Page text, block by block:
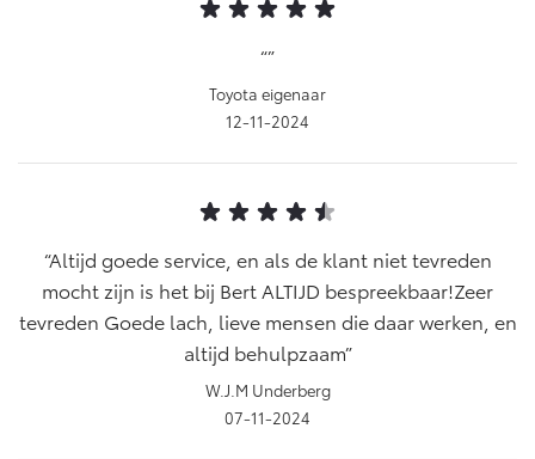
Vanaf € 56.570,-
Land Cruiser (excl. BTW)
Vanaf € 89.986,-
Toyota eigenaar
12-11-2024
Altijd goede service, en als de klant niet tevreden
mocht zijn is het bij Bert ALTIJD bespreekbaar!Zeer
tevreden Goede lach, lieve mensen die daar werken, en
altijd behulpzaam
W.J.M Underberg
07-11-2024